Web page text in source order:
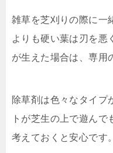
雑草を芝刈りの際に一
よりも硬い葉は刃を悪
が生えた場合は、専用
除草剤は色々なタイプ
トが芝生の上で遊ん
考えておくと安心です。